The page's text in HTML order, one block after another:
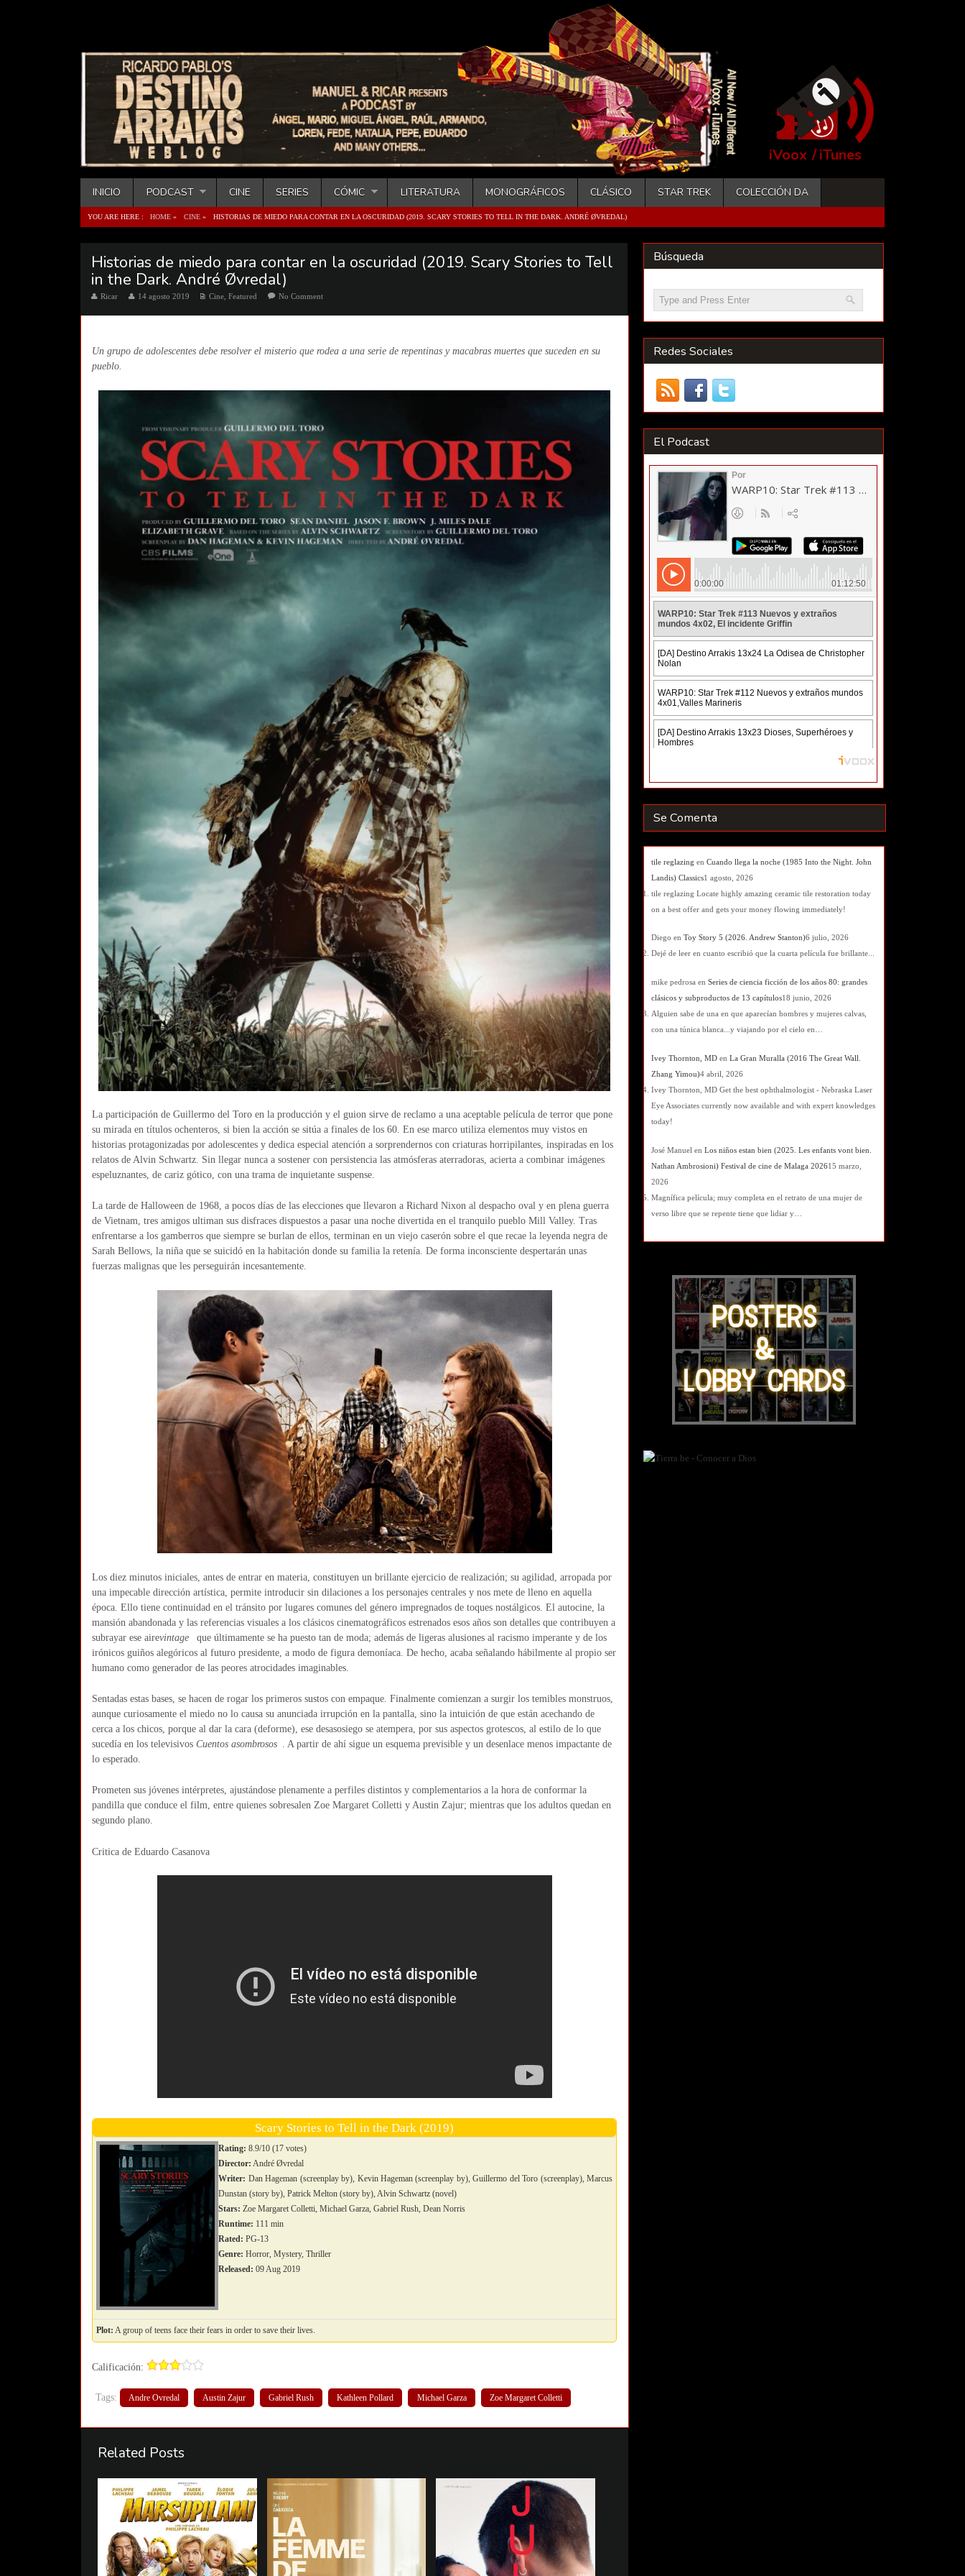
iVoox /iTunes
INICIO PODCAST CINE SERIES CÓMIC LITERATURA MONOGRÁFICOS CLÁSICO STAR TREK COLECCIÓN DA
YOU ARE HERE : HOME » CINE» HISTORIAS DE MIEDO PARA CONTAR EN LA OSCURIDAD (2019. SCARY STORIES TO TELL IN THE DARK. ANDRÉ ØVREDAL)
Historias de miedo para contar en la oscuridad (2019. Scary Stories to Tell
in the Dark. André Øvredal)
Ricar 14 agosto 2019 Cine ,Featured No Comment
Un grupo de adolescentes debe resolver el misterio que rodea a una serie de repentinas y macabras muertes que suceden en su
pueblo.
La participación de Guillermo del Toro en la producción y el guion sirve de reclamo a una aceptable película de terror que pone
su mirada en títulos ochenteros, si bien la acción se sitúa a finales de los 60. En ese marco utiliza elementos muy vistos en
historias protagonizadas por adolescentes y dedica especial atención a sorprendernos con criaturas horripilantes, inspiradas en los
relatos de Alvin Schwartz. Sin llegar nunca a sostener con persistencia las atmósferas aterradoras, acierta a combinar imágenes
espeluznantes, de cariz gótico, con una trama de inquietante suspense.
La tarde de Halloween de 1968, a pocos días de las elecciones que llevaron a Richard Nixon al despacho oval y en plena guerra
de Vietnam, tres amigos ultiman sus disfraces dispuestos a pasar una noche divertida en el tranquilo pueblo Mill Valley. Tras
enfrentarse a los gamberros que siempre se burlan de ellos, terminan en un viejo caserón sobre el que recae la leyenda negra de
Sarah Bellows, la niña que se suicidó en la habitación donde su familia la retenía. De forma inconsciente despertarán unas
fuerzas malignas que les perseguirán incesantemente.
Los diez minutos iniciales, antes de entrar en materia, constituyen un brillante ejercicio de realización; su agilidad, arropada por
una impecable dirección artística, permite introducir sin dilaciones a los personajes centrales y nos mete de lleno en aquella
época. Ello tiene continuidad en el tránsito por lugares comunes del género impregnados de toques nostálgicos. El autocine, la
mansión abandonada y las referencias visuales a los clásicos cinematográficos estrenados esos años son detalles que contribuyen a
subrayar ese airevintage
que últimamente se ha puesto tan de moda; además de ligeras alusiones al racismo imperante y de los
irónicos guiños alegóricos al futuro presidente, a modo de figura demoníaca. De hecho, acaba señalando hábilmente al propio ser
humano como generador de las peores atrocidades imaginables.
Sentadas estas bases, se hacen de rogar los primeros sustos con empaque. Finalmente comienzan a surgir los temibles monstruos,
aunque curiosamente el miedo no lo causa su anunciada irrupción en la pantalla, sino la intuición de que están acechando de
cerca a los chicos, porque al dar la cara (deforme), ese desasosiego se atempera, por sus aspectos grotescos, al estilo de lo que
sucedía en los televisivosCuentos asombrosos . A partir de ahí sigue un esquema previsible y un desenlace menos impactante de
lo esperado.
Prometen sus jóvenes intérpretes, ajustándose plenamente a perfiles distintos y complementarios a la hora de conformar la
pandilla que conduce el film, entre quienes sobresalen Zoe Margaret Colletti y Austin Zajur; mientras que los adultos quedan en
segundo plano.
Critica de Eduardo Casanova
Scary Stories to Tell in the Dark (2019)
Rating: 8.9/10 (17 votes)
Director: André Øvredal
Writer: Dan Hageman (screenplay by), Kevin Hageman (screenplay by), Guillermo del Toro (screenplay), Marcus
Dunstan (story by), Patrick Melton (story by), Alvin Schwartz (novel)
Stars: Zoe Margaret Colletti, Michael Garza, Gabriel Rush, Dean Norris
Runtime: 111 min
Rated: PG-13
Genre: Horror, Mystery, Thriller
Released: 09 Aug 2019
Plot: A group of teens face their fears in order to save their lives.
Calificación:
Tags: Andre Ovredal Austin Zajur Gabriel Rush Kathleen Pollard Michael Garza Zoe Margaret Colletti
Related Posts
Búsqueda
Redes Sociales
El Podcast
Se Comenta
tile reglazing en Cuando llega la noche (1985 Into the Night. John
Landis) Classics1 agosto, 2026
tile reglazing Locate highly amazing ceramic tile restoration today
on a best offer and gets your money flowing immediately!
Diego en Toy Story 5 (2026. Andrew Stanton)6 julio, 2026
Dejé de leer en cuanto escribió que la cuarta película fue brillante...
mike pedrosa en Series de ciencia ficción de los años 80: grandes
clásicos y subproductos de 13 capítulos18 junio, 2026
Alguien sabe de una en que aparecían hombres y mujeres calvas,
con una túnica blanca...y viajando por el cielo en…
Ivey Thornton, MD en La Gran Muralla (2016 The Great Wall.
Zhang Yimou)4 abril, 2026
Ivey Thornton, MD Get the best ophthalmologist - Nebraska Laser
Eye Associates currently now available and with expert knowledges
today!
José Manuel en Los niños estan bien (2025. Les enfants vont bien.
Nathan Ambrosioni) Festival de cine de Malaga 202615 marzo,
2026
Magnífica película; muy completa en el retrato de una mujer de
verso libre que se repente tiene que lidiar y…